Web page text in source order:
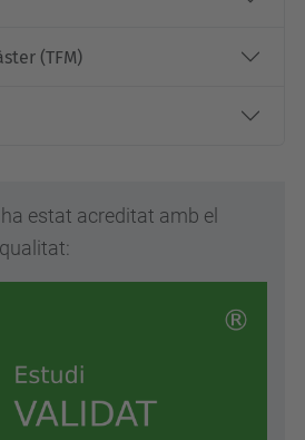
(TFM)
estat acreditat amb el